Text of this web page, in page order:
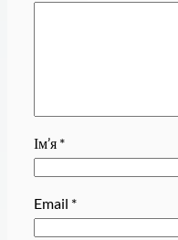
Ім’я *
Email *